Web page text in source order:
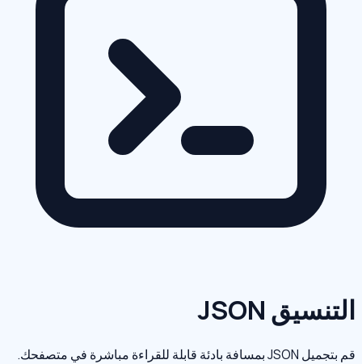
التنسيق JSON
قم بتجميل JSON بمسافة بادئة قابلة للقراءة مباشرة في متصفحك.